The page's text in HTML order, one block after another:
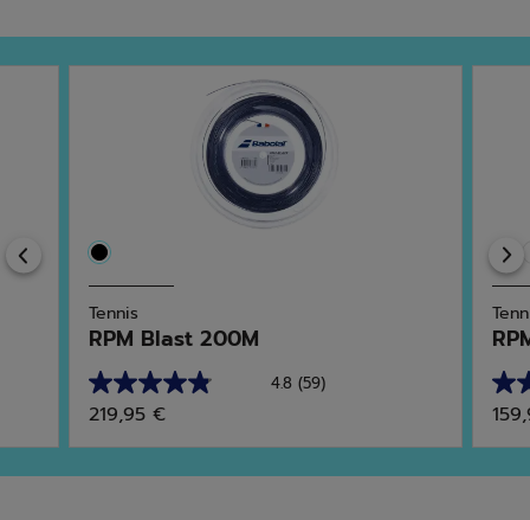
Previous
Tennis
RPM Blast 200M
4.8 (59)
4.8
sur
5
étoiles.
219,95 €
5.0
sur
5